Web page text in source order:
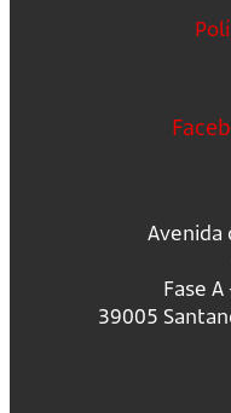
Avenida
Fase
39005